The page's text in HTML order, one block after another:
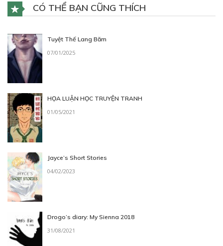
CÓ THỂ BẠN CŨNG THÍCH
Tuyệt Thế Lang Băm
07/01/2025
HỌA LUẬN HỌC TRUYỆN TRANH
01/05/2021
Jayce’s Short Stories
04/02/2023
Drogo’s diary: My Sienna 2018
31/08/2021